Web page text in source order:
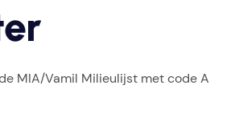
MIA/Vamil Milieulijst met code A